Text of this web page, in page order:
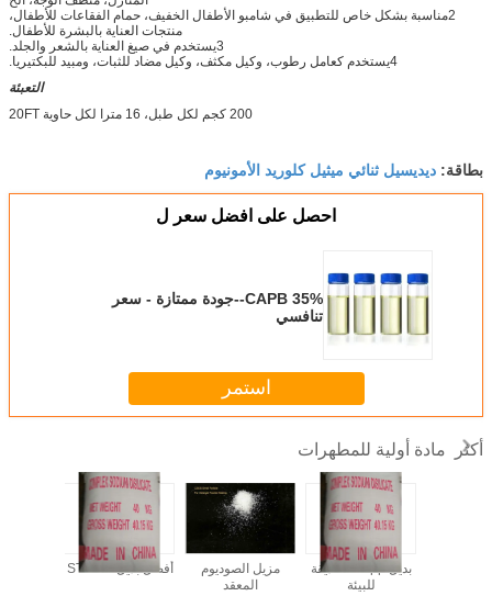
2مناسبة بشكل خاص للتطبيق في شامبو الأطفال الخفيف، حمام الفقاعات للأطفال،
منتجات العناية بالبشرة للأطفال.
3يستخدم في صيغ العناية بالشعر والجلد.
4يستخدم كعامل رطوب، وكيل مكثف، وكيل مضاد للثبات، ومبيد للبكتيريا.
التعبئة
200 كجم لكل طبل، 16 مترا لكل حاوية 20FT
بطاقة: ديديسيل ثنائي ميثيل كلوريد الأمونيوم
احصل على افضل سعر ل
CAPB 35%--جودة ممتازة - سعر
تنافسي
استمر
أكثر مادة أولية للمطهرات
أفضل بديل لـ STPP
مزيل الصوديوم
المعقد
بديل stpp -- صديقة
للبيئة